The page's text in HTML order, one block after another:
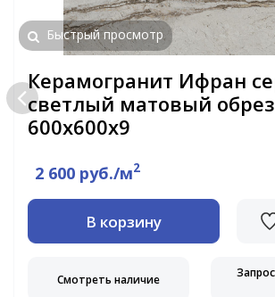
Быстрый просмотр
Керамогранит Ифран
светлый матовый
600x600x9
2 600 руб./м2
В корзину
Смотреть наличие